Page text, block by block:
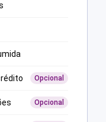
Opcional
Opcional